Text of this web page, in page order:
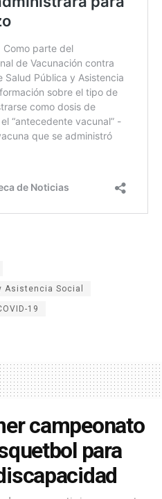
Asistencia Social
19
campeonato
para